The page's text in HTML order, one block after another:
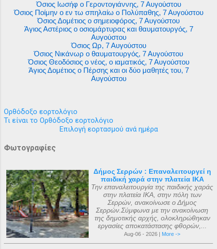
Όσιος Ιωσήφ ο Γεροντογιάννης, 7 Αυγούστου
Όσιος Ποίμην ο εν τω σπηλαίω ο Πολύπαθης, 7 Αυγούστου
Όσιος Δομέτιος ο σημειοφόρος, 7 Αυγούστου
Άγιος Αστέριος ο οσιομάρτυρας και θαυματουργός, 7
Αυγούστου
Όσιος Ωρ, 7 Αυγούστου
Όσιος Νικάνωρ ο θαυματουργός, 7 Αυγούστου
Όσιος Θεοδόσιος ο νέος, ο ιαματικός, 7 Αυγούστου
Άγιος Δομέτιος ο Πέρσης και οι δύο μαθητές του, 7
Αυγούστου
Ορθόδοξο εορτολόγιο
Τι είναι το Ορθόδοξο εορτολόγιο
Επιλογή εορτασμού ανά ημέρα
Φωτογραφίες
Δήμος Σερρών : Επαναλειτουργεί η
παιδική χαρά στην πλατεία ΙΚΑ
Την επαναλειτουργία της παιδικής χαράς
στην πλατεία ΙΚΑ, στην πόλη των
Σερρών, ανακοίνωσε ο Δήμος
Σερρών.Σύμφωνα με την ανακοίνωση
της δημοτικής αρχής, ολοκληρώθηκαν
εργασίες αποκατάστασης φθορών,...
Aug-06 - 2026 | More ->